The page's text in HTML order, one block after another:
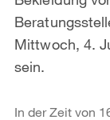
Mittwoch, 4.
sein.
In der Zeit von